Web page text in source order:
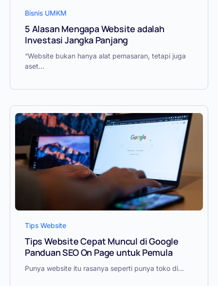
Bisnis UMKM
5 Alasan Mengapa Website adalah
Investasi Jangka Panjang
“Website bukan hanya alat pemasaran, tetapi juga
aset...
Tips Website
Tips Website Cepat Muncul di Google
Panduan SEO On Page untuk Pemula
Punya website itu rasanya seperti punya toko di...